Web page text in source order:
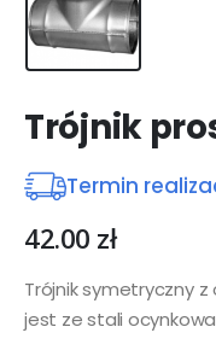
Trójnik
Termin
42.00 zł
Trójnik symetryczny
jest ze stali